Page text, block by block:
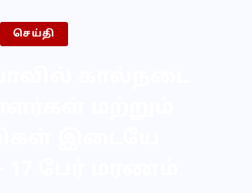
செய்தி